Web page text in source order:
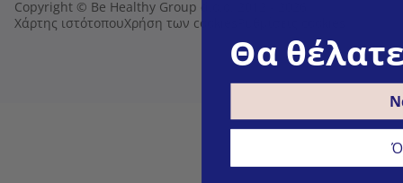
Copyright © Be Healthy Group d.o.o. 2012 - 2026
Χάρτης ιστότοπουΧρήση των cookies
Θα